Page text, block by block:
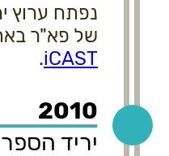
נפתח ערוץ
של פא"ר
iCAST
.
2010
יריד